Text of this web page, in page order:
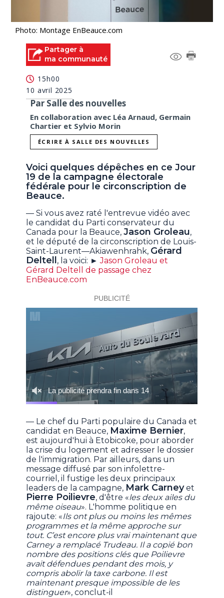
Photo: Montage EnBeauce.com
Partager à
ma communauté
15h00
10 avril 2025
Par Salle des nouvelles
En collaboration avec Léa Arnaud, Germain
Chartier et Sylvio Morin
ÉCRIRE À SALLE DES NOUVELLES
Voici quelques dépêches en ce Jour
19 de la campagne électorale
fédérale pour le circonscription de
Beauce.
— Si vous avez raté l'entrevue vidéo avec
le candidat du Parti conservateur du
Canada pour la Beauce,Jason Groleau,
et le député de la circonscription de Louis-
Saint-Laurent—Akiawenhrahk, Gérard
Deltell
, la voici: ►Jason Groleau et
Gérard Deltell de passage chez
EnBeauce.com
— Le chef du Parti populaire du Canada et
candidat en Beauce, Maxime Bernier,
est aujourd'hui à Etobicoke, pour aborder
la crise du logement et adresser le dossier
de l'immigration. Par ailleurs, dans un
message diffusé par son infolettre-
courriel, il fustige les deux principaux
leaders de la campagne, Mark Carneyet
Pierre Poilievre, d'être «les deux ailes du
même oiseau». L'homme politique en
rajoute: «Ils ont plus ou moins les mêmes
programmes et la même approche sur
tout. C’est encore plus vrai maintenant que
Carney a remplacé Trudeau. Il a copié bon
nombre des positions clés que Poilievre
avait défendues pendant des mois, y
compris abolir la taxe carbone. Il est
maintenant presque impossible de les
distinguer», conclut-il